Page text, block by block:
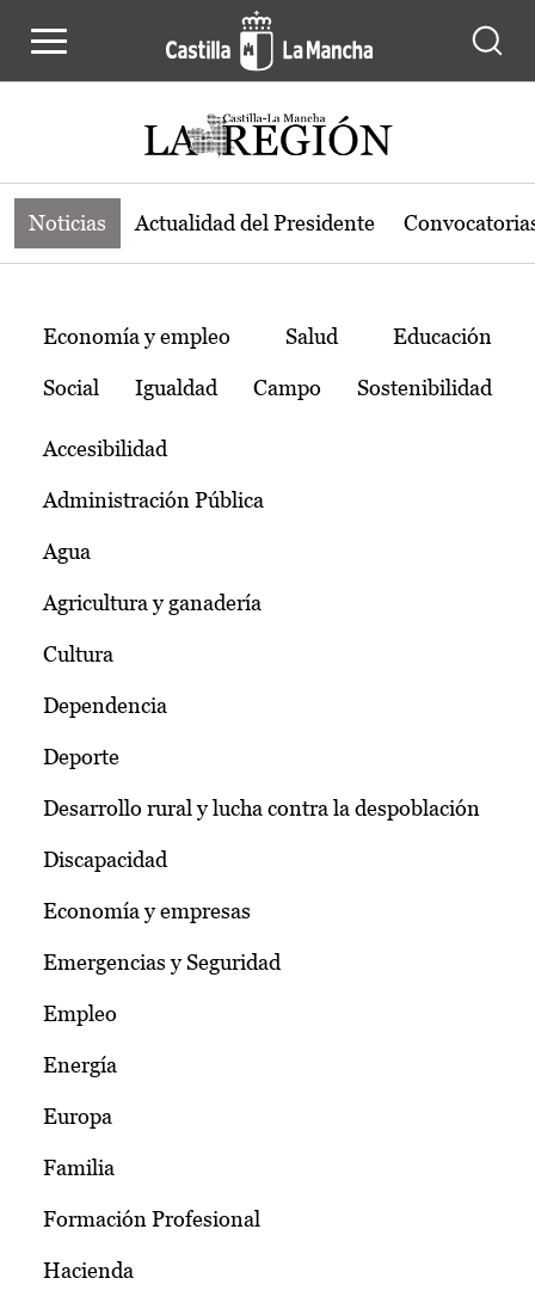
Noticias de la región de Castilla-La
Noticias Actualidad del Presidente
Temas
Economía y empleo Salud Educación
Social Igualdad Campo Sostenibilidad
Accesibilidad
Administración Pública
Agua
Agricultura y ganadería
Cultura
Dependencia
Deporte
Desarrollo rural y lucha contra la despoblación
Discapacidad
Economía y empresas
Emergencias y Seguridad
Empleo
Energía
Europa
Familia
Formación Profesional
Hacienda